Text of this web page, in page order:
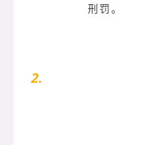
刑罚。
2.